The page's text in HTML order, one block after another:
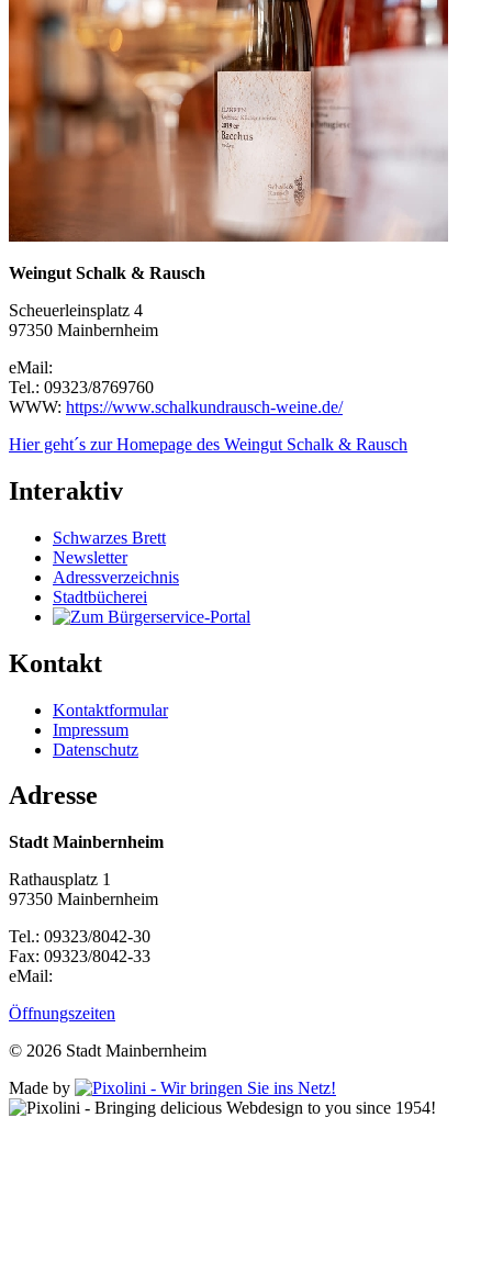
Weingut Schalk & Rausch
Scheuerleinsplatz 4
97350 Mainbernheim
eMail:
Tel.: 09323/8769760
WWW: https://www.schalkundrausch-weine.de/
Hier geht´s zur Homepage des Weingut Schalk & Rausch
Interaktiv
Schwarzes Brett
Newsletter
Adressverzeichnis
Stadtbücherei
Kontakt
Kontaktformular
Impressum
Datenschutz
Adresse
Stadt Mainbernheim
Rathausplatz 1
97350 Mainbernheim
Tel.: 09323/8042-30
Fax: 09323/8042-33
eMail:
Öffnungszeiten
© 2026 Stadt Mainbernheim
Made by